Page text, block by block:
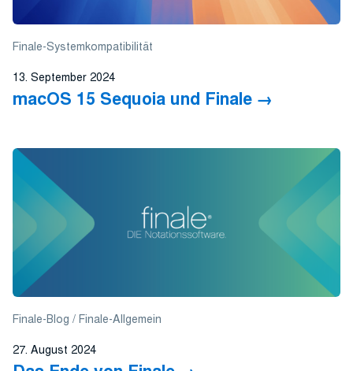
Finale-Systemkompatibilität
13. September 2024
macOS 15 Sequoia und Finale
Finale-Blog
Finale-Allgemein
27. August 2024